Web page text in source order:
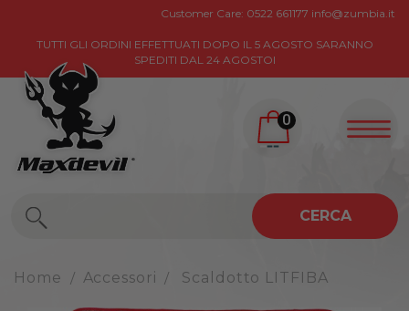
Customer Care: 0522 661177 info@zumbia.it
TUTTI GLI ORDINI EFFETTUATI DOPO IL 5 AGOSTO SARANNO
SPEDITI DAL 24 AGOSTOI
CERCA
0
Home Accessori Scaldotto LITFIBA